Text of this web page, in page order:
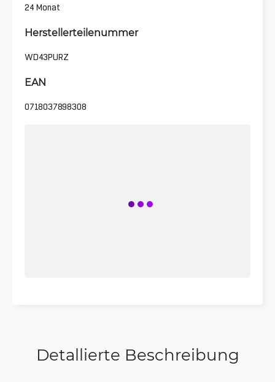
24 Monat
Herstellerteilenummer
WD43PURZ
EAN
0718037898308
Detallierte Beschreibung